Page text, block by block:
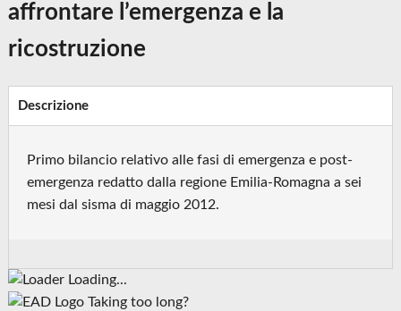
affrontare l’emergenza e la
ricostruzione
Descrizione
Primo bilancio relativo alle fasi di emergenza e post-
emergenza redatto dalla regione Emilia-Romagna a sei
mesi dal sisma di maggio 2012.
Loading...
Taking too long?